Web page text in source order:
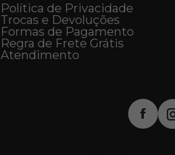
Política de Privacidade
Trocas e Devoluções
Formas de Pagamento
Regra de Frete Grátis
Atendimento